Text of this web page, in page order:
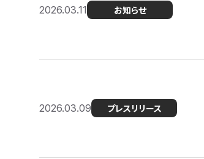
2026.03.11 お知らせ
2026.03.09 プレスリリース